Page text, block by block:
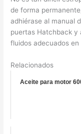
de forma
adhiérase al manual
puertas Hatchback y
fluidos adecuados
Relacionados
Aceite para motor